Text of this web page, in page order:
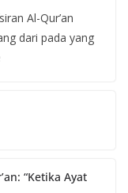
Al-Qur’an
dari pada yang
“Ketika Ayat